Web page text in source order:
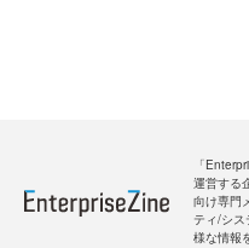
「
運営する
向け専門
ティ/シ
様な情報